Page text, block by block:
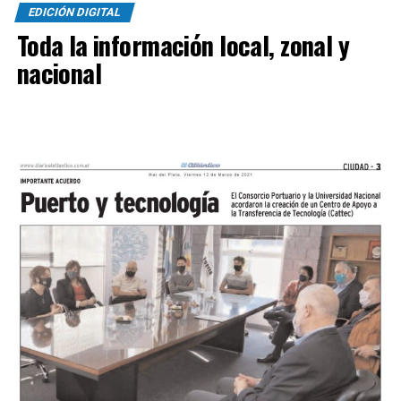
SINTESIS
Kimberley (3 ): Tomás Casas, Bruno Di Bello, Mateo
Rinaldi, Bacigalupe y Hernán Sosa, Santiago Vásquez,
Mauricio Miori, Facundo Rojas y Leonardo Verón, Ullúa y
Santiago Castillo.
DT:Mariano Mignini.
Sol de Mayo (0):
Juan Nadal, Lucas Miguez, Latorre,
Acha y Rafael Ríos, Enzo Núñez y Quilen, Alberto Reye,
EDICIÓN DIGITAL
Toda la información local, zonal y
nacional